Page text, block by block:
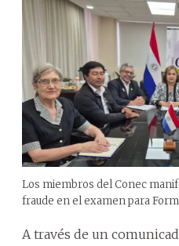
Los miembros del Conec
fraude en el examen para
A través de un